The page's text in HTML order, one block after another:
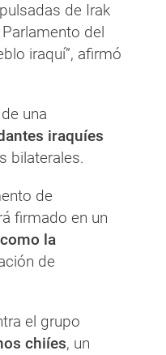
de Irak
del
iraquí”, afirmó
una
iraquíes
bilaterales.
de
firmado en un
como la
de
el grupo
chiíes, un